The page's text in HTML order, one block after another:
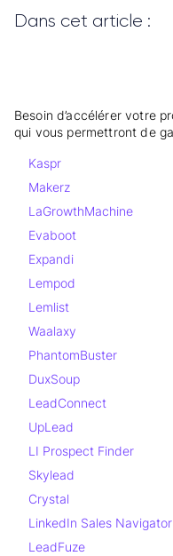
Dans cet article :
Besoin d’accélérer votre
qui vous permettront de
Kaspr
Makerz
LaGrowthMachine
Evaboot
Expandi
Lempod
Lemlist
Waalaxy
PhantomBuster
DuxSoup
LeadConnect
UpLead
LI Prospect Finder
Skylead
Crystal
LinkedIn Sales Navigator
LeadFuze